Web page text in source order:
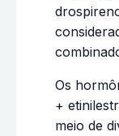
Os
+
meio de